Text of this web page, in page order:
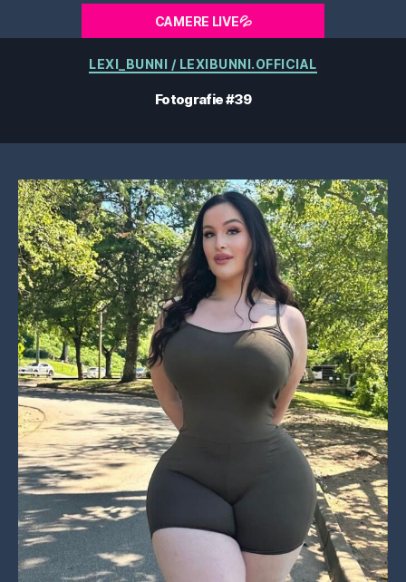
CAMERE LIVE💦
Categorii
LEXI_BUNNI / LEXIBUNNI.OFFICIAL
Fotografie #39